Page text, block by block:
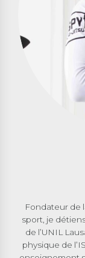
Fondateur de
sport, je
de l’UNIL
physique de